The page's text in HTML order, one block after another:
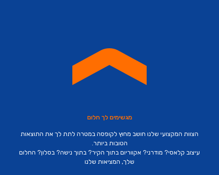
מגשימים לך חלום
הצוות המקצועי שלנו חושב מחוץ לקופסה במטרה לתת לך את התוצאות
הטובות ביותר.
עיצוב קלאסי? מודרני? אקווריום בתוך הקיר? בתוך נישה? בסלון? החלום
שלך, המציאות שלנו